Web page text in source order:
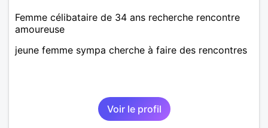
Femme célibataire de 34 ans recherche rencontre
amoureuse
jeune femme sympa cherche à faire des rencontres
Voir le profil